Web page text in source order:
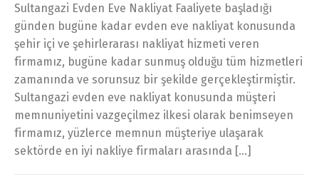
Sultangazi Evden Eve Nakliyat Faaliyete başladığı
günden bugüne kadar evden eve nakliyat konusunda
şehir içi ve şehirlerarası nakliyat hizmeti veren
firmamız, bugüne kadar sunmuş olduğu tüm hizmetleri
zamanında ve sorunsuz bir şekilde gerçekleştirmiştir.
Sultangazi evden eve nakliyat konusunda müşteri
memnuniyetini vazgeçilmez ilkesi olarak benimseyen
firmamız, yüzlerce memnun müşteriye ulaşarak
sektörde en iyi nakliye firmaları arasında […]